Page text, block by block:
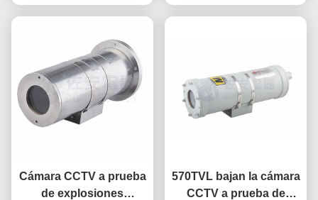
Cámara CCTV a prueba
de explosiones
570TVL bajan la cámara
CCTV a prueba de